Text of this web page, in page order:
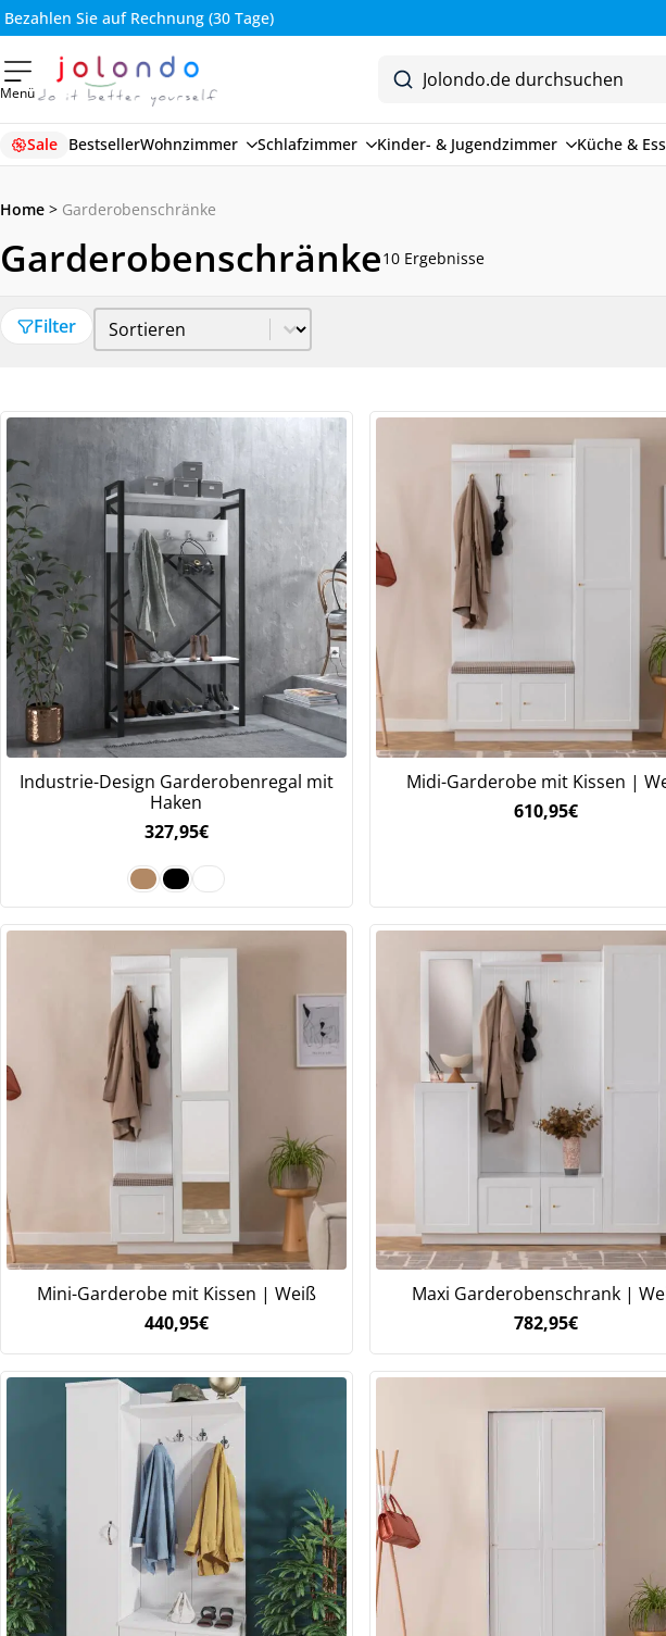
Bezahlen Sie auf Rechnung (30 Tage)
Menü
Sale BestsellerWohnzimmer Schlafzimmer Kinder- & Jugendzimmer Küche &
Home > Garderobenschränke
Garderobenschränke10 Ergebnisse
Filter Sort Price
Sort content
Industrie-Design Garderobenregal mit
Haken
327,95€
Midi-Garderobe mit Kissen |
610,95€
Mini-Garderobe mit Kissen | Weiß
440,95€
Maxi Garderobenschrank |
782,95€